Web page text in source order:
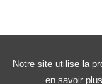
Notre site utilise la
en savoir